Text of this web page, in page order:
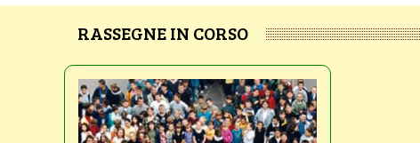
RASSEGNE IN CORSO